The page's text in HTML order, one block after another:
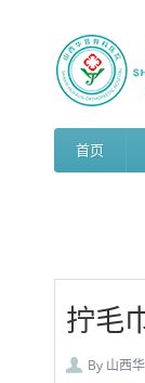
首页
拧毛
By 山西